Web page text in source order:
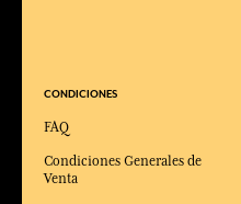
CONDICIONES
FAQ
Condiciones Generales de
Venta